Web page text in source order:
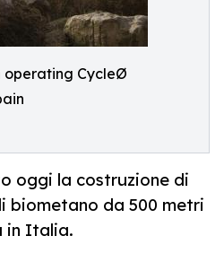
operating CycleØ
oggi la costruzione di
biometano da 500 metri
in Italia.